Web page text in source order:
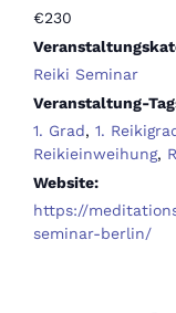
€230
Reiki Seminar
Veranstaltung-
1. Grad, 1.
Reikieinweihung,
Website:
https://
seminar-berlin/